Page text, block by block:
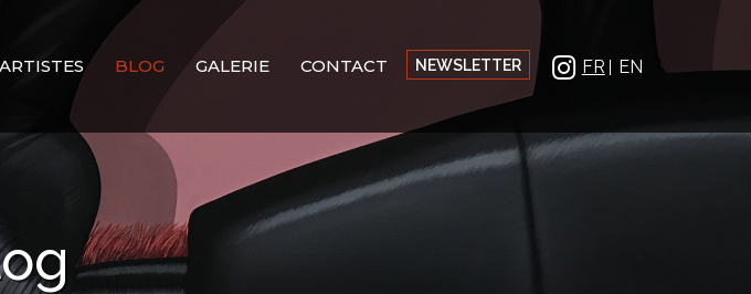
ARTISTES BLOG GALERIE CONTACT NEWSLETTER IN FR EN